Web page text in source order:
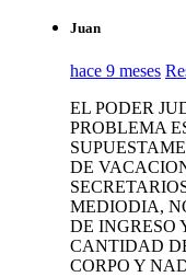
Juan
hace 9 meses
EL PODER
PROBLEMA
DE
MEDIODIA,
DE INGRESO
CANTIDAD
CORPO Y